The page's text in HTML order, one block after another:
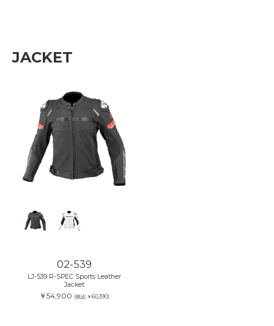
JACKET
02-539
LJ-539 R-SPEC Sports Leather
Jacket
￥54,900 (税込:￥60,390)